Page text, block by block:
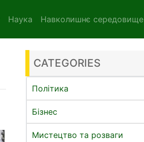
Наука Навколишнє середовище
CATEGORIES
Політика
Бізнес
Мистецтво та розваги